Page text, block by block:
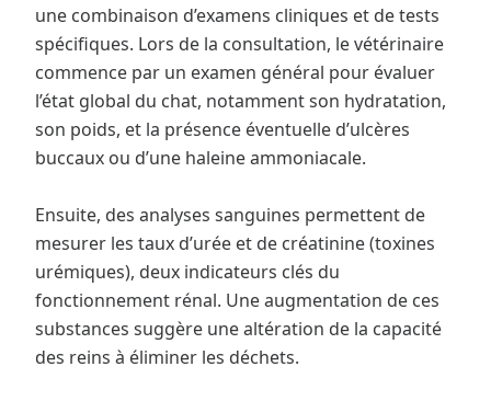
une combinaison d’examens cliniques et de tests
spécifiques. Lors de la consultation, le vétérinaire
commence par un examen général pour évaluer
l’état global du chat, notamment son hydratation,
son poids, et la présence éventuelle d’ulcères
buccaux ou d’une haleine ammoniacale.
Ensuite, des analyses sanguines permettent de
mesurer les taux d’urée et de créatinine (toxines
urémiques), deux indicateurs clés du
fonctionnement rénal. Une augmentation de ces
substances suggère une altération de la capacité
des reins à éliminer les déchets.